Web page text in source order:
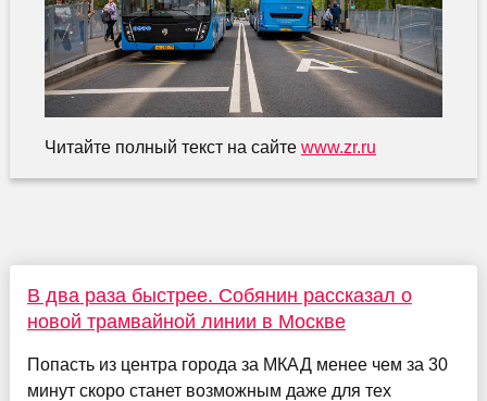
Читайте полный текст на сайте www.zr.ru
В два раза быстрее. Собянин рассказал о
новой трамвайной линии в Москве
Попасть из центра города за МКАД менее чем за 30
минут скоро станет возможным даже для тех